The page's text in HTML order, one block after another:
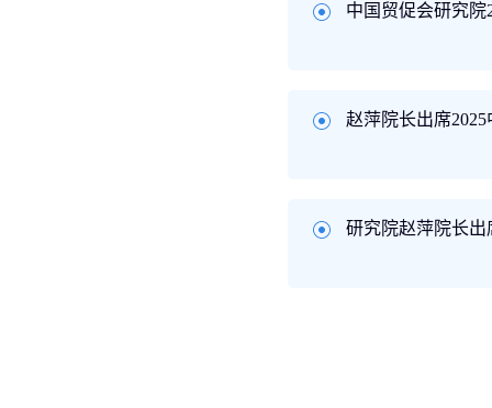
中国贸促会研究院
赵萍院长出席
研究院赵萍院长出